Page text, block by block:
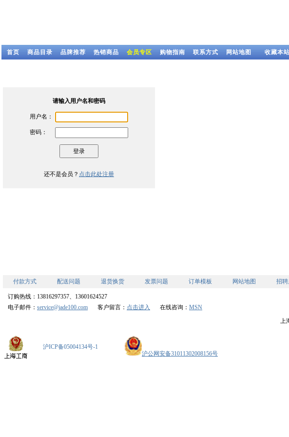
首页 商品目录 品牌推荐 热销商品 会员专区 购物指南 联系方式 网站地图 收藏本站
请输入用户名和密码
用户名：
密码：
还不是会员？ 点击此处注册
付款方式 配送问题 退货换货 发票问题 订单模板 网站地图 招
订购热线：13816297357、13601624527
电子邮件： service@jade100.com 客户留言： 点击进入 在线咨询： MSN
上
沪ICP备05004134号-1
沪公网安备31011302008156号